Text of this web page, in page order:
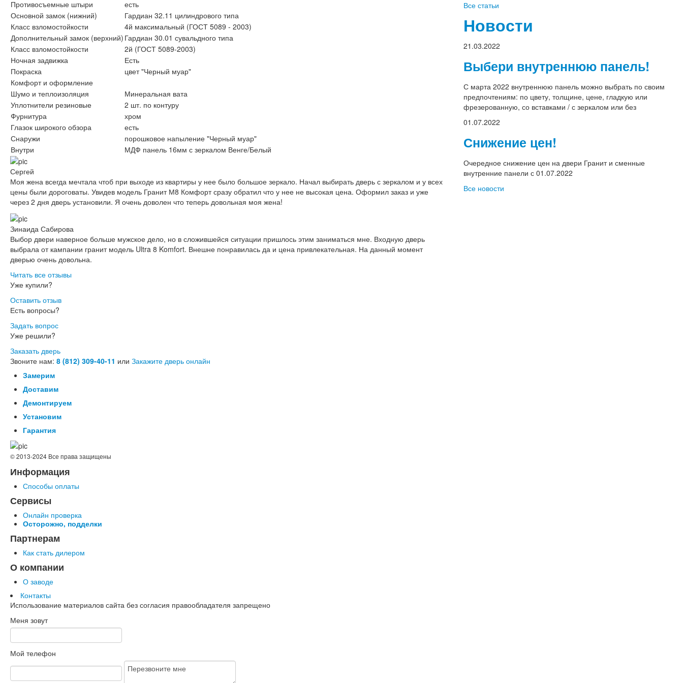
Противосъемные штыри
есть
Основной замок (нижний)
Гардиан 32.11 цилиндрового типа
Класс взломостойкости
4й максимальный (ГОСТ 5089 - 2003)
Дополнительный замок (верхний) Гардиан 30.01 сувальдного типа
Класс взломостойкости
2й (ГОСТ 5089-2003)
Ночная задвижка
Есть
Покраска
цвет "Черный муар"
Комфорт и оформление
Шумо и теплоизоляция
Минеральная вата
Уплотнители резиновые
2 шт. по контуру
Фурнитура
хром
Глазок широкого обзора
есть
Снаружи
порошковое напыление "Черный муар"
Внутри
МДФ панель 16мм с зеркалом Венге/Белый
Сергей
Моя жена всегда мечтала чтоб при выходе из квартиры у нее было большое зеркало. Начал выбирать дверь с зеркалом и у всех
цены были дороговаты. Увидев модель Гранит М8 Комфорт сразу обратил что у нее не высокая цена. Оформил заказ и уже
через 2 дня дверь установили. Я очень доволен что теперь довольная моя жена!
Зинаида Сабирова
Выбор двери наверное больше мужское дело, но в сложившейся ситуации пришлось этим заниматься мне. Входную дверь
выбрала от кампании гранит модель Ultra 8 Komfort. Внешне понравилась да и цена привлекательная. На данный момент
дверью очень довольна.
Читать все отзывы
Уже купили?
Оставить отзыв
Есть вопросы?
Задать вопрос
Уже решили?
Заказать дверь
Все статьи
Новости
21.03.2022
Выбери внутреннюю панель!
С марта 2022 внутреннюю панель можно выбрать по своим
предпочтениям: по цвету, толщине, цене, гладкую или
фрезерованную, со вставками / с зеркалом или без
01.07.2022
Снижение цен!
Очередное снижение цен на двери Гранит и сменные
внутренние панели с 01.07.2022
Все новости
Звоните нам: 8 (812) 309-40-11 или Закажите дверь онлайн
Замерим
Доставим
Демонтируем
Установим
Гарантия
© 2013-2024 Все права защищены
Информация
Способы оплаты
Сервисы
Онлайн проверка
Осторожно, подделки
Партнерам
Как стать дилером
О компании
О заводе
Контакты
Использование материалов сайта без согласия правообладателя запрещено
Меня зовут
Мой телефон